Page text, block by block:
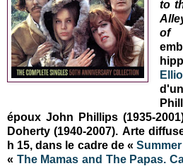
to
of
époux John Phillips (1935-
Doherty (1940-2007). Arte
h 15, dans le cadre de «
« The Mamas and The Papas.